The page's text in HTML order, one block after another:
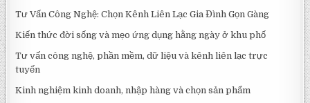
Tư Vấn Công Nghệ: Chọn Kênh Liên Lạc Gia Đình Gọn Gàng
Kiến thức đời sống và mẹo ứng dụng hằng ngày ở khu phố
Tư vấn công nghệ, phần mềm, dữ liệu và kênh liên lạc trực
tuyến
Kinh nghiệm kinh doanh, nhập hàng và chọn sản phẩm